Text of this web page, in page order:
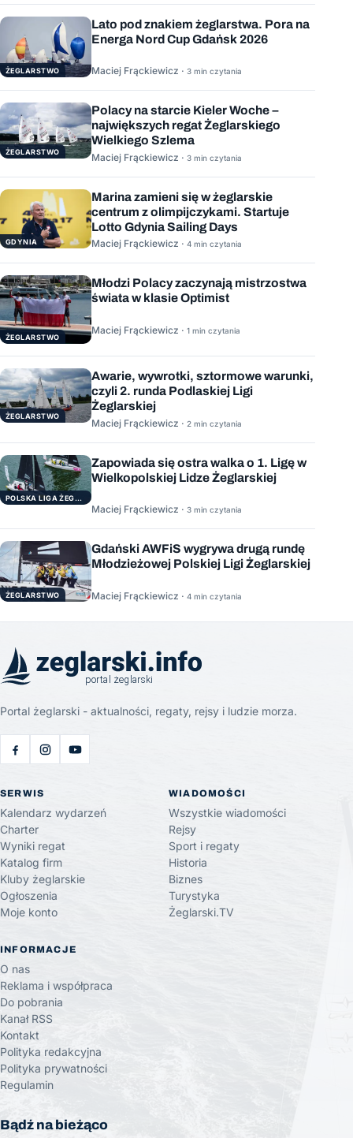
ŻEGLARSTWO
Lato pod znakiem żeglarstwa. Pora na
Energa Nord Cup Gdańsk 2026
Maciej Frąckiewicz · 3 min czytania
ŻEGLARSTWO
Polacy na starcie Kieler Woche –
największych regat Żeglarskiego
Wielkiego Szlema
Maciej Frąckiewicz · 3 min czytania
GDYNIA
Marina zamieni się w żeglarskie
centrum z olimpijczykami. Startuje
Lotto Gdynia Sailing Days
Maciej Frąckiewicz · 4 min czytania
ŻEGLARSTWO
Młodzi Polacy zaczynają mistrzostwa
świata w klasie Optimist
Maciej Frąckiewicz · 1 min czytania
ŻEGLARSTWO
Awarie, wywrotki, sztormowe warunki,
czyli 2. runda Podlaskiej Ligi
Żeglarskiej
Maciej Frąckiewicz · 2 min czytania
POLSKA LIGA ŻEGLARSKA
Zapowiada się ostra walka o 1. Ligę w
Wielkopolskiej Lidze Żeglarskiej
Maciej Frąckiewicz · 3 min czytania
ŻEGLARSTWO
Gdański AWFiS wygrywa drugą rundę
Młodzieżowej Polskiej Ligi Żeglarskiej
Maciej Frąckiewicz · 4 min czytania
Portal żeglarski - aktualności, regaty, rejsy i ludzie morza.
SERWIS
Kalendarz wydarzeń
Charter
Wyniki regat
Katalog firm
Kluby żeglarskie
Ogłoszenia
Moje konto
WIADOMOŚCI
Wszystkie wiadomości
Rejsy
Sport i regaty
Historia
Biznes
Turystyka
Żeglarski.TV
INFORMACJE
O nas
Reklama i współpraca
Do pobrania
Kanał RSS
Kontakt
Polityka redakcyjna
Polityka prywatności
Regulamin
Bądź na bieżąco